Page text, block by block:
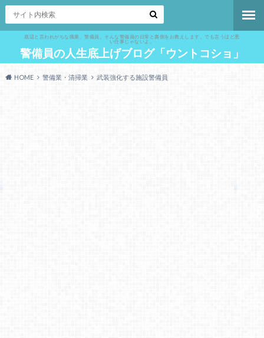
底辺と言われがちな職業、警備員。そんな警備員の日常と裏側をお教えします。でも言うほど悪
い仕事じゃないよ。
警備員の人生底上げブログ「ウントコショ」
HOME 警備業・清掃業 武装強化する施設警備員